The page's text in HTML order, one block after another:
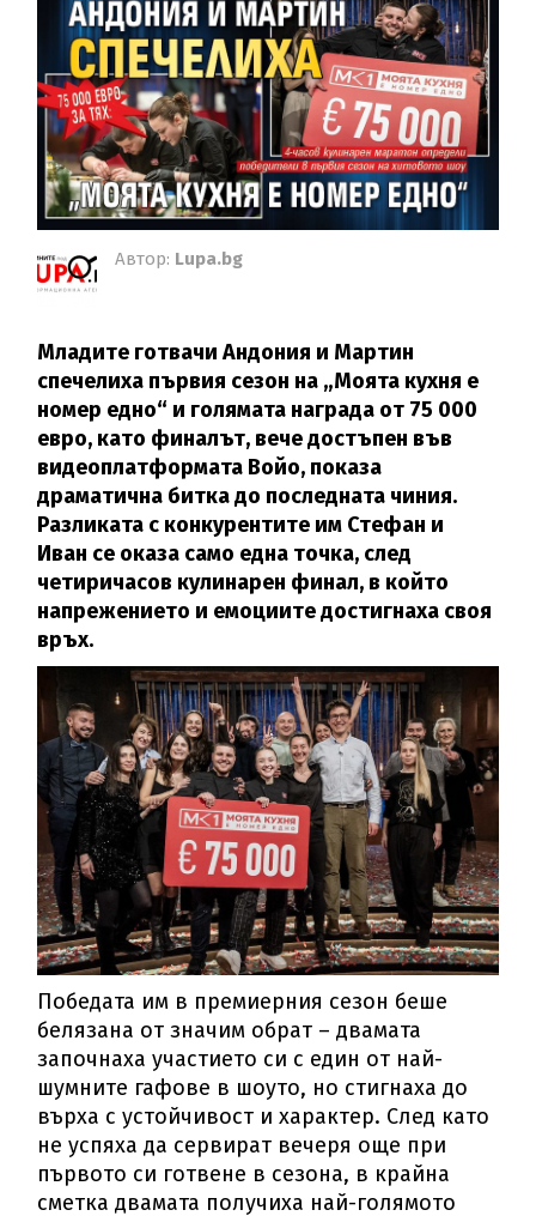
Автор: Lupa.bg
Младите готвачи Андония и Мартин
спечелиха първия сезон на „Моята кухня е
номер едно“ и голямата награда от 75 000
евро, като финалът, вече достъпен във
видеоплатформата Войо, показа
драматична битка до последната чиния.
Разликата с конкурентите им Стефан и
Иван се оказа само една точка, след
четиричасов кулинарен финал, в който
напрежението и емоциите достигнаха своя
връх.
Победата им в премиерния сезон беше
белязана от значим обрат – двамата
започнаха участието си с един от най-
шумните гафове в шоуто, но стигнаха до
върха с устойчивост и характер. След като
не успяха да сервират вечеря още при
първото си готвене в сезона, в крайна
сметка двамата получиха най-голямото